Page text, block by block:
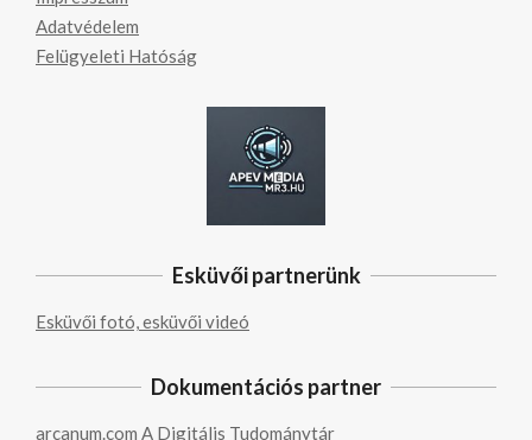
Adatvédelem
Felügyeleti Hatóság
Esküvői partnerünk
Esküvői fotó, esküvői videó
Dokumentációs partner
arcanum.com A Digitális Tudománytár